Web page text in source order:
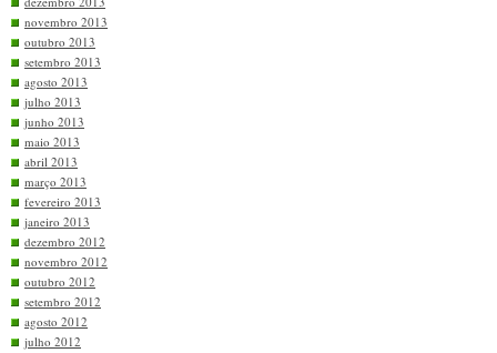
novembro 2013
outubro 2013
setembro 2013
agosto 2013
julho 2013
junho 2013
maio 2013
abril 2013
março 2013
fevereiro 2013
janeiro 2013
dezembro 2012
novembro 2012
outubro 2012
setembro 2012
agosto 2012
julho 2012